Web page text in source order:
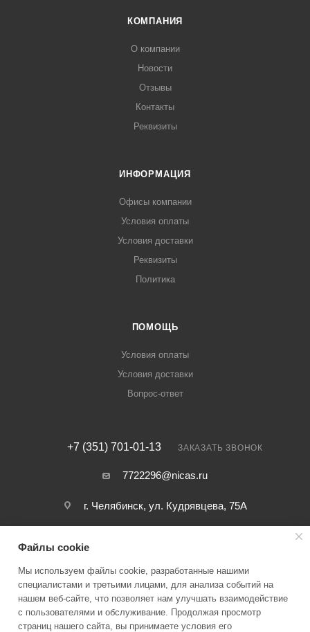
КОМПАНИЯ
О компании
Новости
Отзывы
Контакты
Реквизиты
ИНФОРМАЦИЯ
Офисы компании
Условия оплаты
Условия доставки
Реквизиты
Политика
ПОМОЩЬ
Условия оплаты
Условия доставки
Вопрос-ответ
+7 (351) 701-01-13 ЗАКАЗАТЬ ЗВОНОК
7722296@nicas.ru
г. Челябинск, ул. Кудрявцева, 75А
2026 © ООО ИКП НИКАС — Коммерческий отдел
Файлы cookie
Мы используем файлы cookie, разработанные нашими
специалистами и третьими лицами, для анализа событий на
нашем веб-сайте, что позволяет нам улучшать взаимодействие
с пользователями и обслуживание. Продолжая просмотр
страниц нашего сайта, вы принимаете условия его